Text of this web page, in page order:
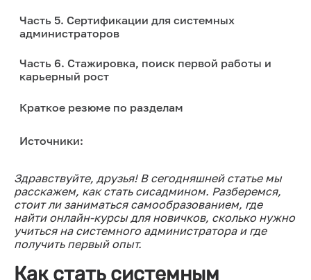
Часть 5. Сертификации для системных
администраторов
Часть 6. Стажировка, поиск первой работы и
карьерный рост
Краткое резюме по разделам
Источники:
Здравствуйте, друзья! В сегодняшней статье мы
расскажем, как стать сисадмином. Разберемся,
стоит ли заниматься самообразованием, где
найти онлайн-курсы для новичков, сколько нужно
учиться на системного администратора и где
получить первый опыт.
Как стать системным